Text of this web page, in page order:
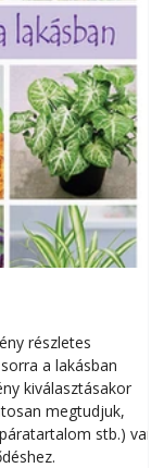
részletes
a lakásban
kiválasztásakor
megtudjuk,
stb.) van